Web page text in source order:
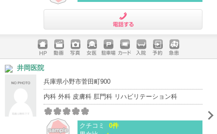
ホームペ
ージ
動画 写真 女医 駐車場
クレジッ
入院 予約 急患
井岡医院
兵庫県小野市菅田町900
内科 外科 皮膚科 肛門科 リハビリテーション科
クチコミ
0件